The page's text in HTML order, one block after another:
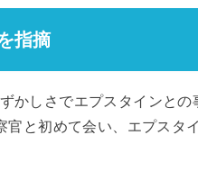
指摘
かしさでエプスタインと
官と初めて会い、エプスタ